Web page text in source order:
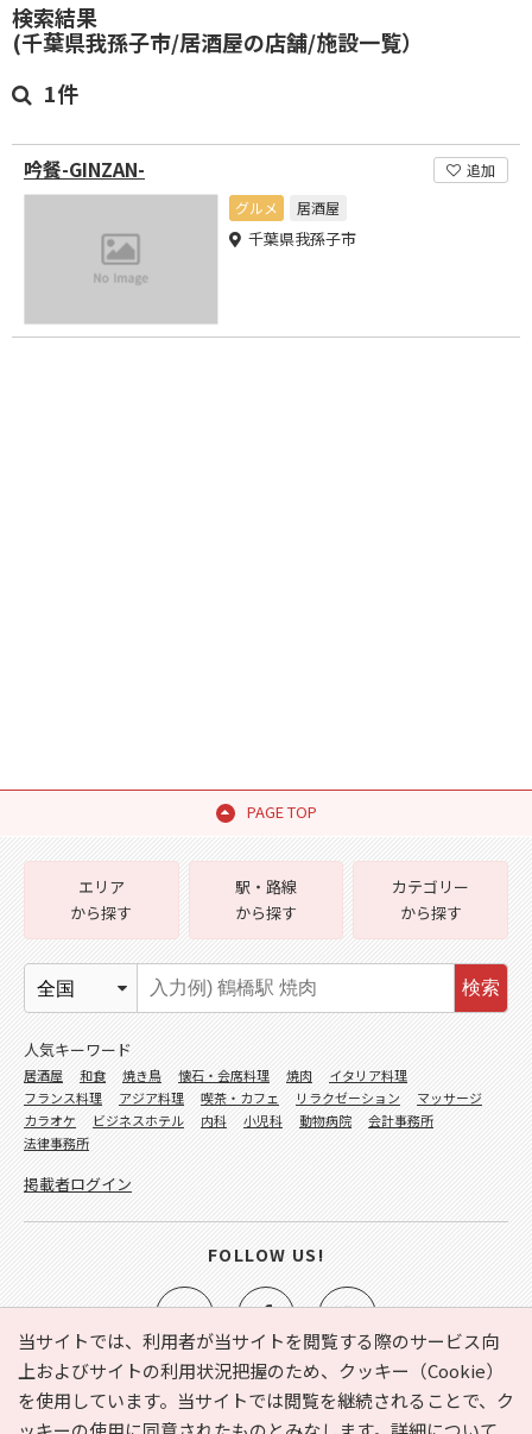
検索結果
(千葉県我孫子市/居酒屋の店舗/施設一覧）
1件
吟餐-GINZAN-
追加
グルメ
居酒屋
千葉県我孫子市
PAGE TOP
当サイトでは、利用者が当サイトを閲覧する際のサービス向
上およびサイトの利用状況把握のため、クッキー（Cookie）
を使用しています。当サイトでは閲覧を継続されることで、ク
e-NAVITA（イーナビタ）とは？ お気に入り
ヘルプ
エリア
から探す
駅・路線
から探す
カテゴリー
から探す
検索
人気キーワード
居酒屋 和食 焼き鳥 懐石・会席料理 焼肉
イタリア料理
フランス料理
アジア料理 喫茶・カフェ リラクゼーション
マッサージ
カラオケ
ビジネスホテル 内科 小児科 動物病院
会計事務所
法律事務所
掲載者ログイン
FOLLOW US!